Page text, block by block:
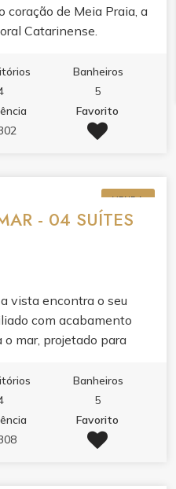
coração de Meia Praia, a
Catarinense.
Banheiros
5
Favorito
VENDA
- 04 SUÍTES
vista encontra o seu
com acabamento
mar, projetado para
com sala de estar e
e porcelanato,
e dois banheiros.
o seu bem-estar: ar
Banheiros
5
Favorito